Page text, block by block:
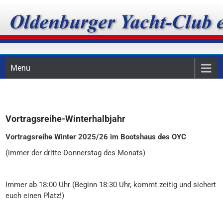
content
Oldenburger Yacht-Club
e.V.
Menu
Vortragsreihe-Winterhalbjahr
Vortragsreihe Winter 2025/26 im Bootshaus des OYC
(immer der dritte Donnerstag des Monats)
Immer ab 18:00 Uhr (Beginn 18:30 Uhr, kommt zeitig und sichert
euch einen Platz!)